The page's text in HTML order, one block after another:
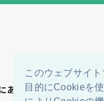
このウェブサイ
目的にCookieを
あたって 個人情報保